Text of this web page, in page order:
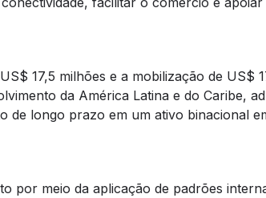
17,5 milhões e a mobilização de US$
da América Latina e do Caribe,
de longo prazo em um ativo binacional
por meio da aplicação de padrões